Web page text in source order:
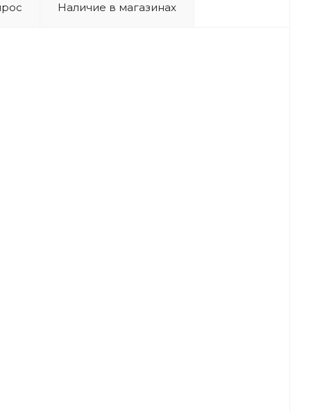
Наличие в магазинах